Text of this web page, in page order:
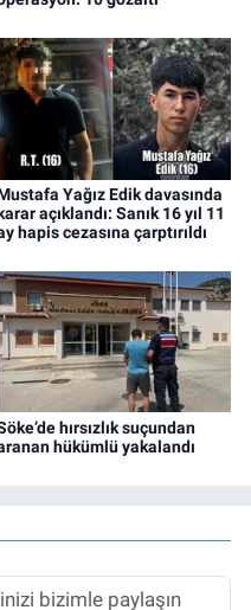
Yağız Edik davasında
açıklandı: Sanık 16 yıl 11
hapis cezasına çarptırıldı
hırsızlık suçundan
hükümlü yakalandı